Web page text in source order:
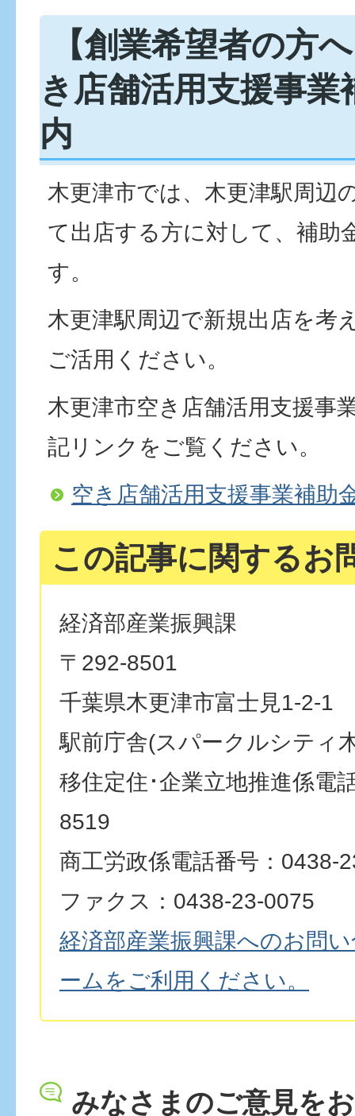
【創業希望者の方
き店舗活用支援事業
内
木更津市では、木更津駅周辺
て出店する方に対して、補助
す。
木更津駅周辺で新規出店を考
ご活用ください。
木更津市空き店舗活用支援事
記リンクをご覧ください。
空き店舗活用支援事業補助
この記事に関するお
経済部産業振興課
〒292-8501
千葉県木更津市富士見1-2-1
駅前庁舎(スパークルシティ
移住定住･企業立地推進係電
8519
商工労政係電話番号：0438-
ファクス：0438-23-0075
経済部産業振興課へのお問
ームをご利用ください。
みなさまのご意見を